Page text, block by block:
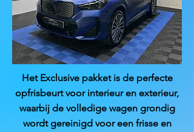
Het Exclusive pakket is de perfecte
opfrisbeurt voor interieur en exterieur,
waarbij de volledige wagen grondig
wordt gereinigd voor een frisse en